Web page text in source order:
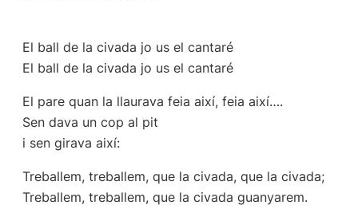
El ball de la civada jo us el cantaré
El ball de la civada jo us el cantaré
El pare quan la llaurava feia així, feia així….
Sen dava un cop al pit
i sen girava així:
Treballem, treballem, que la civada, que la civada;
Treballem, treballem, que la civada guanyarem.